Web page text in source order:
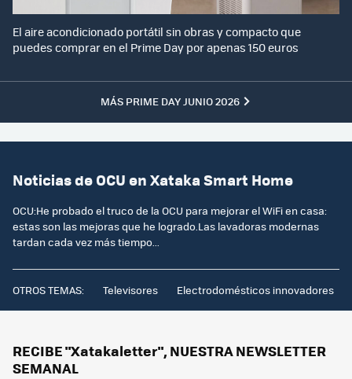
El aire acondicionado portátil sin obras y compacto que
puedes comprar en el Prime Day por apenas 150 euros
MÁS PRIME DAY JUNIO 2026
Noticias de OCU en Xataka Smart Home
OCU:He probado el truco de la OCU para mejorar el WiFi en casa:
estas son las mejoras que he logrado.Las lavadoras modernas
tardan cada vez más tiempo...
OTROS TEMAS: Televisores Electrodomésticos innovadores
RECIBE "Xatakaletter", NUESTRA NEWSLETTER
SEMANAL